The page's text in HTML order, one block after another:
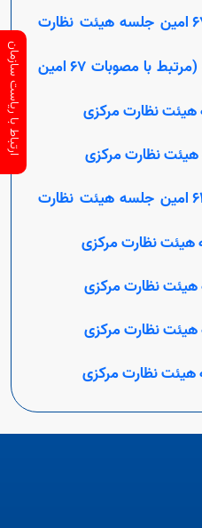
نامه ابلاغ مصوبات 67 امین جلسه هیئت نظارت
جدول محاسبه شهریه (مرتبط با مصوبات 67 امین
نامه ابلاغ مصوبات 63 امین جلسه هیئت نظارت
ارتباط با ریاست سازمان